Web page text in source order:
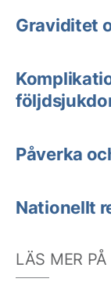
Graviditet
Påverka
Nationellt
LÄS MER